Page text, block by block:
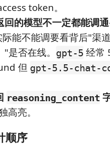
token。
回的模型不一定都能调通
能不能调要看背后"渠
是否在线。
gpt-5 经常
但 gpt-5.5-chat-
reasoning_content
亮。
顺序